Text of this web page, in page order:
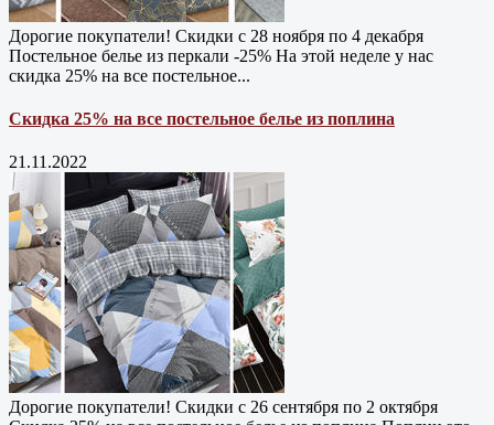
Дорогие покупатели! Скидки с 28 ноября по 4 декабря
Постельное белье из перкали -25% На этой неделе у нас
скидка 25% на все постельное...
Скидка 25% на все постельное белье из поплина
21.11.2022
Дорогие покупатели! Скидки с 26 сентября по 2 октября